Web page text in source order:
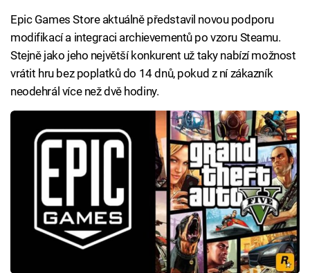
Epic Games Store aktuálně představil novou podporu
modifikací a integraci archievementů po vzoru Steamu.
Stejně jako jeho největší konkurent už taky nabízí možnost
vrátit hru bez poplatků do 14 dnů, pokud z ní zákazník
neodehrál více než dvě hodiny.